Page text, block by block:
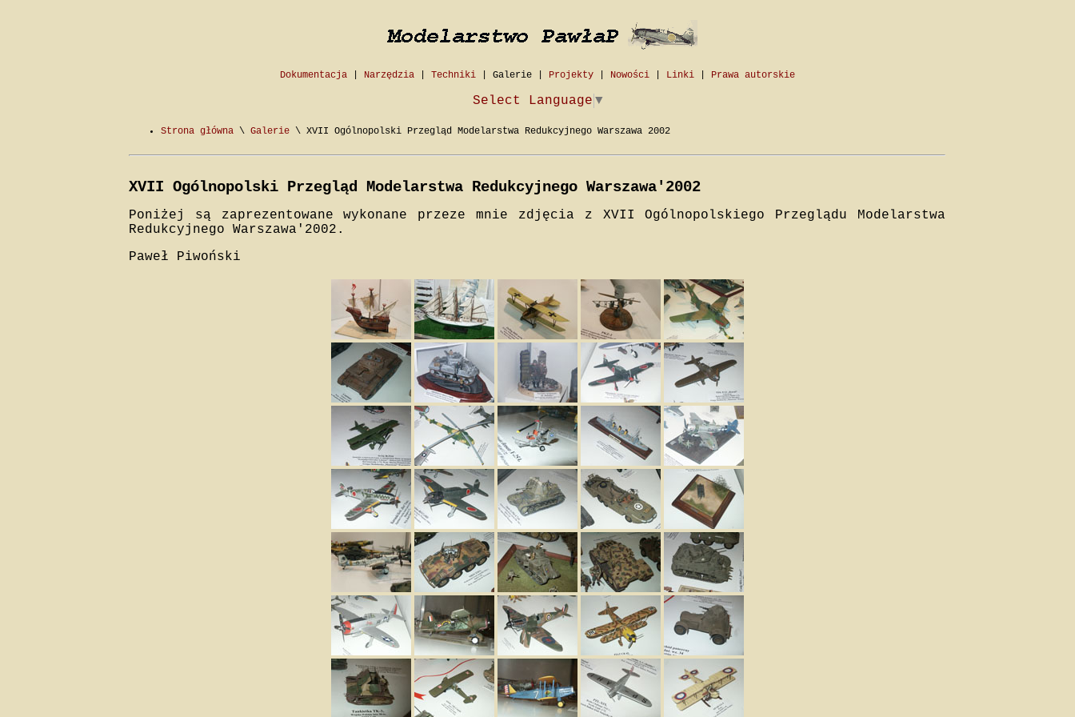
Dokumentacja| Narzędzia| Techniki| Galerie| Projekty| Nowości| Linki| Prawa autorskie
Select Language ▼
Strona główna \ Galerie \ XVII Ogólnopolski Przegląd Modelarstwa Redukcyjnego Warszawa 2002
XVII Ogólnopolski Przegląd Modelarstwa Redukcyjnego Warszawa'2002
Poniżej są zaprezentowane wykonane przeze mnie zdjęcia z XVII Ogólnopolskiego Przeglądu Modelarstwa
Redukcyjnego Warszawa'2002.
Paweł Piwoński